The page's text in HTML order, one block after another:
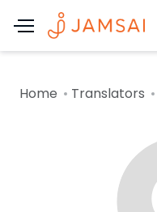
Home Translators